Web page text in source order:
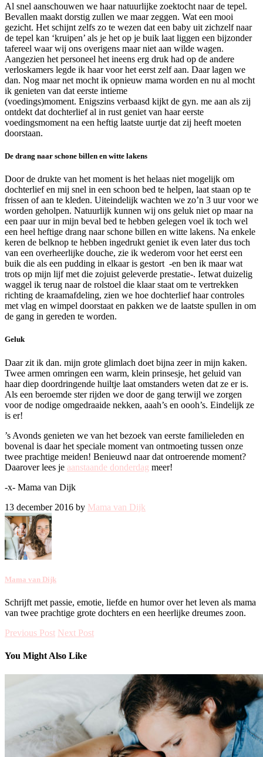
Al snel aanschouwen we haar natuurlijke zoektocht naar de tepel.
Bevallen maakt dorstig zullen we maar zeggen. Wat een mooi
gezicht. Het schijnt zelfs zo te wezen dat een baby uit zichzelf naar
de tepel kan ‘kruipen’ als je het op je buik laat liggen een bijzonder
tafereel waar wij ons overigens maar niet aan wilde wagen.
Aangezien het personeel het ineens erg druk had op de andere
verloskamers legde ik haar voor het eerst zelf aan. Daar lagen we
dan. Nog maar net mocht ik opnieuw mama worden en nu al mocht
ik genieten van dat eerste intieme
(voedings)moment. Enigszins verbaasd kijkt de gyn. me aan als zij
ontdekt dat dochterlief al in rust geniet van haar eerste
voedingsmoment na een heftig laatste uurtje dat zij heeft moeten
doorstaan.
De drang naar schone billen en witte lakens
Door de drukte van het moment is het helaas niet mogelijk om
dochterlief en mij snel in een schoon bed te helpen, laat staan op te
frissen of aan te kleden. Uiteindelijk wachten we zo’n 3 uur voor we
worden geholpen. Natuurlijk kunnen wij ons geluk niet op maar na
een paar uur in mijn beval bed te hebben gelegen voel ik toch wel
een heel heftige drang naar schone billen en witte lakens. Na enkele
keren de belknop te hebben ingedrukt geniet ik even later dus toch
van een overheerlijke douche, zie ik wederom voor het eerst een
buik die als een pudding in elkaar is gestort -en ben ik maar wat
trots op mijn lijf met die zojuist geleverde prestatie-. Ietwat duizelig
waggel ik terug naar de rolstoel die klaar staat om te vertrekken
richting de kraamafdeling, zien we hoe dochterlief haar controles
met vlag en wimpel doorstaat en pakken we de laatste spullen in om
de gang in gereden te worden.
Geluk
Daar zit ik dan. mijn grote glimlach doet bijna zeer in mijn kaken.
Twee armen omringen een warm, klein prinsesje, het geluid van
haar diep doordringende huiltje laat omstanders weten dat ze er is.
Als een beroemde ster rijden we door de gang terwijl we zorgen
voor de nodige omgedraaide nekken, aaah’s en oooh’s. Eindelijk ze
is er!
’s Avonds genieten we van het bezoek van eerste familieleden en
bovenal is daar het speciale moment van ontmoeting tussen onze
twee prachtige meiden! Benieuwd naar dat ontroerende moment?
Daarover lees je aanstaande donderdag meer!
-x- Mama van Dijk
13 december 2016 by Mama van Dijk
Mama van Dijk
Schrijft met passie, emotie, liefde en humor over het leven als mama
van twee prachtige grote dochters en een heerlijke dreumes zoon.
Previous Post Next Post
You Might Also Like